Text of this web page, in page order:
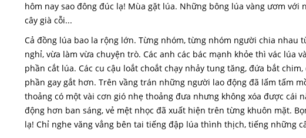
hôm nay sao đông đúc lạ! Mùa gặt lúa. Những bông lúa vàng ươm
cây già cỗi...
Cả đồng lúa bao la rộng lớn. Từng nhóm, từng nhóm người chia nhau
nghỉ, vừa làm vừa chuyện trò. Các anh các bác mạnh khỏe thì vác lúa
phần cắt lúa. Các cu cậu loắt choắt chạy nhảy tung tăng, đứa bắt
phần gay gắt hơn. Trên vầng trán những người lao động đã lấm tấm
thoảng có một vài cơn gió nhẹ thoảng đưa nhưng không xóa được cái
động hơn ban sáng, vẻ mệt nhọc đã xuất hiện trên từng khuôn mặt.
lạ! Chỉ nghe văng vẳng bên tai tiếng đập lúa thình thịch, tiếng những